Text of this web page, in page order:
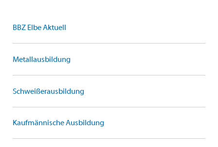
BBZ Elbe Aktuell
Metallausbildung
Schweißerausbildung
Kaufmännische Ausbildung